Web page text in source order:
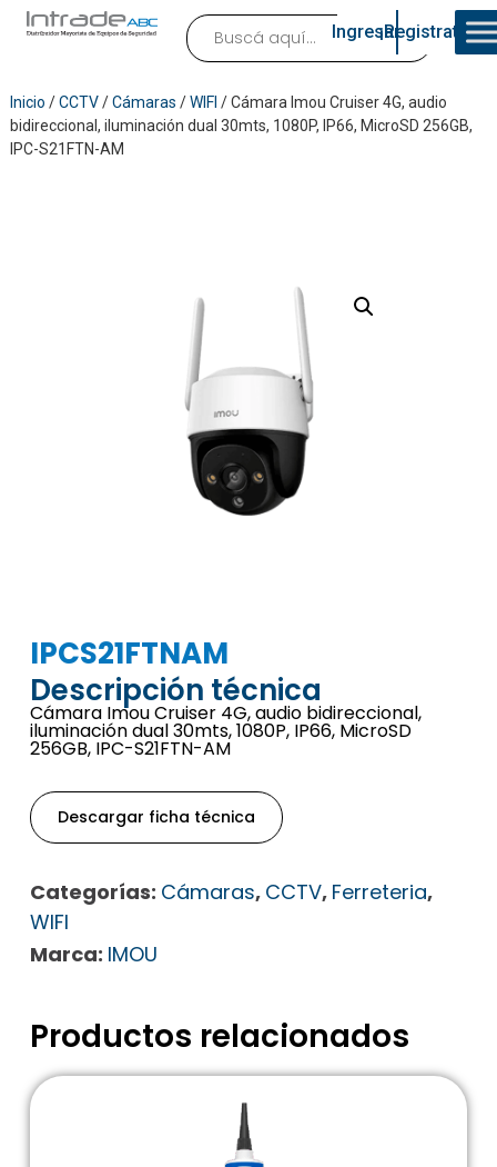
Ingresar¡Registrate!
Inicio /CCTV/Cámaras /WIFI / Cámara Imou Cruiser 4G, audio
bidireccional, iluminación dual 30mts, 1080P, IP66, MicroSD 256GB,
IPC-S21FTN-AM
IPCS21FTNAM
Descripción técnica
Cámara Imou Cruiser 4G, audio bidireccional,
iluminación dual 30mts, 1080P, IP66, MicroSD
256GB, IPC-S21FTN-AM
Descargar ficha técnica
Categorías: Cámaras, CCTV, Ferreteria,
WIFI
Marca: IMOU
Productos relacionados